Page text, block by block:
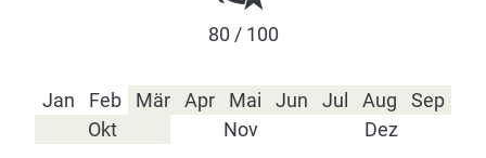
80 / 100
Jan Feb Mär Apr Mai Jun Jul Aug
Sep
Okt
Nov Dez